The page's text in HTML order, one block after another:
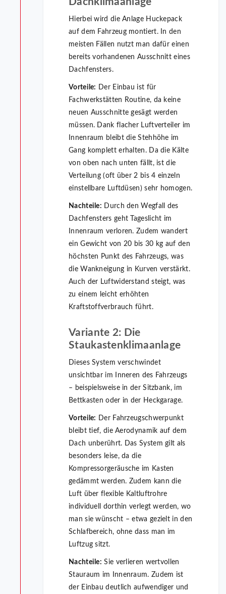
Hierbei wird die Anlage Huckepack
auf dem Fahrzeug montiert. In den
meisten Fällen nutzt man dafür einen
bereits vorhandenen Ausschnitt eines
Dachfensters.
Vorteile: Der Einbau ist für
Fachwerkstätten Routine, da keine
neuen Ausschnitte gesägt werden
müssen. Dank flacher Luftverteiler im
Innenraum bleibt die Stehhöhe im
Gang komplett erhalten. Da die Kälte
von oben nach unten fällt, ist die
Verteilung (oft über 2 bis 4 einzeln
einstellbare Luftdüsen) sehr homogen.
Nachteile: Durch den Wegfall des
Dachfensters geht Tageslicht im
Innenraum verloren. Zudem wandert
ein Gewicht von 20 bis 30 kg auf den
höchsten Punkt des Fahrzeugs, was
die Wankneigung in Kurven verstärkt.
Auch der Luftwiderstand steigt, was
zu einem leicht erhöhten
Kraftstoffverbrauch führt.
Variante 2: Die
Staukastenklimaanlage
Dieses System verschwindet
unsichtbar im Inneren des Fahrzeugs
– beispielsweise in der Sitzbank, im
Bettkasten oder in der Heckgarage.
Vorteile: Der Fahrzeugschwerpunkt
bleibt tief, die Aerodynamik auf dem
Dach unberührt. Das System gilt als
besonders leise, da die
Kompressorgeräusche im Kasten
gedämmt werden. Zudem kann die
Luft über flexible Kaltluftrohre
individuell dorthin verlegt werden, wo
man sie wünscht – etwa gezielt in den
Schlafbereich, ohne dass man im
Luftzug sitzt.
Nachteile: Sie verlieren wertvollen
Stauraum im Innenraum. Zudem ist
der Einbau deutlich aufwendiger und